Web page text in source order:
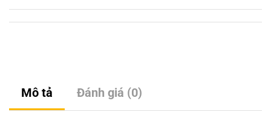
Mô tả Đánh giá (0)